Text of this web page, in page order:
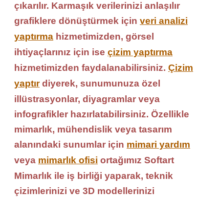
çıkarılır. Karmaşık verilerinizi anlaşılır
grafiklere dönüştürmek için veri analizi
yaptırma hizmetimizden, görsel
ihtiyaçlarınız için ise çizim yaptırma
hizmetimizden faydalanabilirsiniz. Çizim
yaptırdiyerek, sunumunuza özel
illüstrasyonlar, diyagramlar veya
infografikler hazırlatabilirsiniz. Özellikle
mimarlık, mühendislik veya tasarım
alanındaki sunumlar için mimari yardım
veya mimarlık ofisi ortağımız Softart
Mimarlık ile iş birliği yaparak, teknik
çizimlerinizi ve 3D modellerinizi